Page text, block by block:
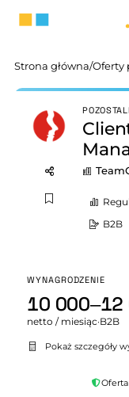
Strona główna/Oferty
B2B
WYNAGRODZENIE
10 000–12
netto / miesiąc·B2B
Pokaż szczegóły